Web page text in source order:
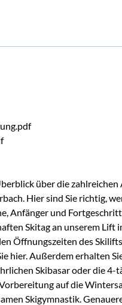
über die zahlreichen
Hier sind Sie richtig,
Anfänger und
Skitag an unserem Lift
Öffnungszeiten des
hier. Außerdem erhalten
Skibasar oder die 4-
auf die
Skigymnastik.